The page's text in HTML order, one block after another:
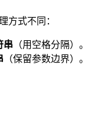
方式不同：
串 （用空格分隔）。
（保留参数边界）。